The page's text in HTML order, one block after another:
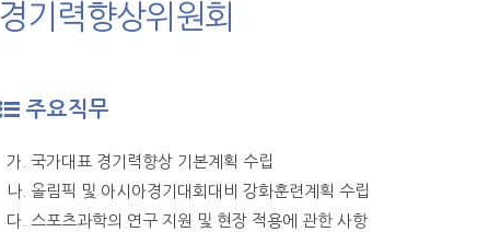
경기력향상위원회
주요직무
가. 국가대표 경기력향상 기본계획 수립
나. 올림픽 및 아시아경기대회대비 강화훈련계획 수립
다. 스포츠과학의 연구 지원 및 현장 적용에 관한 사항